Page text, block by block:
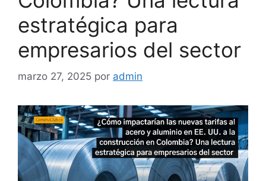
estratégica para
empresarios del sector
marzo 27, 2025 por admin